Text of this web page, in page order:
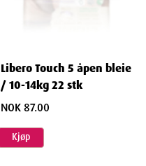
Libero Touch 5 åpen bleie
/ 10-14kg 22 stk
NOK 87.00
Kjøp